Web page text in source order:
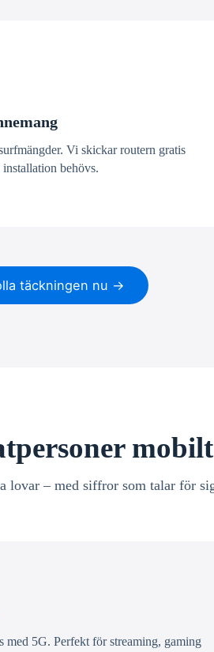
Vi skickar routern gratis
behövs.
täckningen nu →
lovar – med siffror som talar för
5G. Perfekt för streaming, gaming